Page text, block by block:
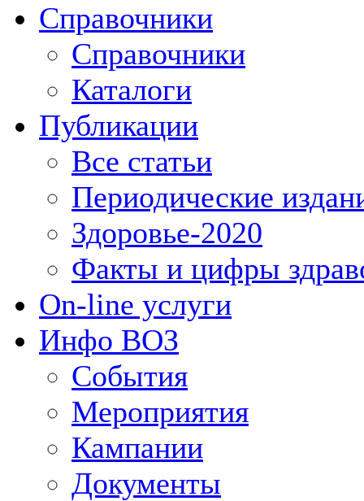
Справочники
Справочники
Каталоги
Публикации
Все статьи
Периодические
Здоровье-2020
Факты и цифры
On-line услуги
Инфо ВОЗ
События
Мероприятия
Кампании
Документы